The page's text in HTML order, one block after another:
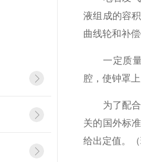
液组成的容
曲线轮和补
一定质量
腔，使钟罩
为了配合电
关的国外标
给出定值。